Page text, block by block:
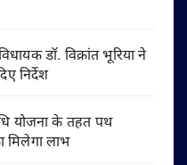
डॉ. विक्रांत भूरिया ने
निर्देश
योजना के तहत पथ
मिलेगा लाभ